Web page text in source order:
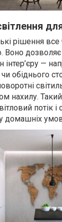
рішення
Воно
інтер’єру —
обіднього
нахилу.
потік
домашніх